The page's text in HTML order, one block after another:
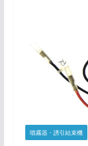
噴霧器・誘引結束機